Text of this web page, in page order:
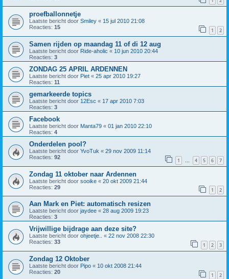
proefballonnetje
Laatste bericht door Smiley « 15 jul 2010 21:08
Reacties: 15 1 2
Samen rijden op maandag 11 of di 12 aug
Laatste bericht door Ride-aholic « 10 jun 2010 20:44
Reacties: 3
ZONDAG 25 APRIL ARDENNEN
Laatste bericht door Piet « 25 apr 2010 19:27
Reacties: 11
gemarkeerde topics
Laatste bericht door 12Esc « 17 apr 2010 7:03
Reacties: 3
Facebook
Laatste bericht door Manta79 « 01 jan 2010 22:10
Reacties: 4
Onderdelen pool?
Laatste bericht door YvoTuk « 29 nov 2009 11:14
Reacties: 92 1 … 4 5 6 7
Zondag 11 oktober naar Ardennen
Laatste bericht door sooike « 20 okt 2009 21:44
Reacties: 29 1 2
Aan Mark en Piet: automatisch resizen
Laatste bericht door jaydee « 28 aug 2009 19:23
Reacties: 3
Vrijwillige bijdrage aan deze site?
Laatste bericht door ohjeetje.. « 22 nov 2008 22:30
Reacties: 33 1 2 3
Zondag 12 Oktober
Laatste bericht door Pipo « 10 okt 2008 21:44
Reacties: 20 1 2